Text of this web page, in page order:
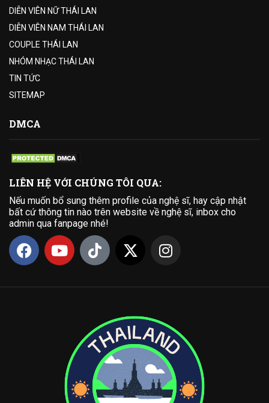
DIỄN VIÊN NỮ THÁI LAN
DIỄN VIÊN NAM THÁI LAN
COUPLE THÁI LAN
NHÓM NHẠC THÁI LAN
TIN TỨC
SITEMAP
DMCA
LIÊN HỆ VỚI CHÚNG TÔI QUA:
Nếu muốn bổ sung thêm profile của nghệ sĩ, hay cập nhật
bất cứ thông tin nào trên website về nghệ sĩ, inbox cho
admin qua fanpage nhé!